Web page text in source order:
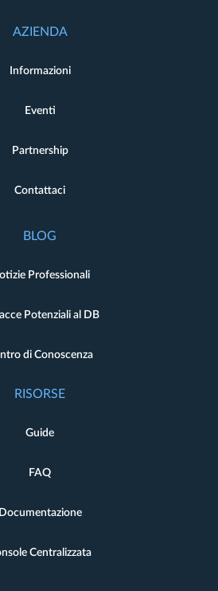
AZIENDA
Informazioni
Eventi
Partnership
Contattaci
BLOG
Professionali
Potenziali al DB
di Conoscenza
RISORSE
Guide
FAQ
Documentazione
Centralizzata